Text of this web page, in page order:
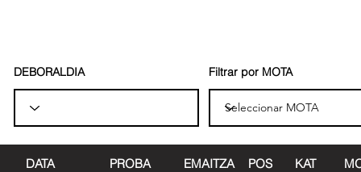
DEBORALDIA Filtrar por MOTA
DATA PROBA EMAITZA POS KAT